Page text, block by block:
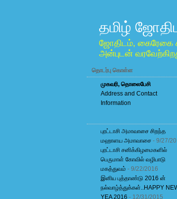
தமிழ்
ஜோதிடம், கைரேகை
அன்புடன்
தொடர்பு கொள்ள
முகவரி, தொலைபேசி
Address and Contact
Information
புரட்டாசி அமாவாசை சிறந்த
மஹாளய அமாவாசை- 9/27/
புரட்டாசி சனிக்கிழமைகளில்
பெருமாள் கோவில் வழிபாடு
மகத்துவம் - 9/22/2016
இனிய புத்தாண்டு 2016 ன்
நல்வாழ்த்துக்கள்..HAPPY
YEA 2016 - 12/31/2015